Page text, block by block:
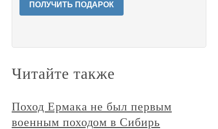
ПОЛУЧИТЬ ПОДАРОК
Читайте также
Поход Ермака не был первым
военным походом в Сибирь